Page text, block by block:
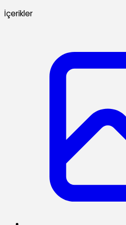
İçerikler